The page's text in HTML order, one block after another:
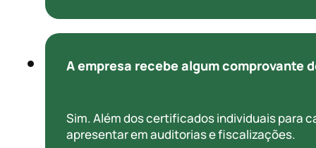
A empresa recebe algum comprovante
Sim. Além dos certificados individuais para
apresentar em auditorias e fiscalizações.